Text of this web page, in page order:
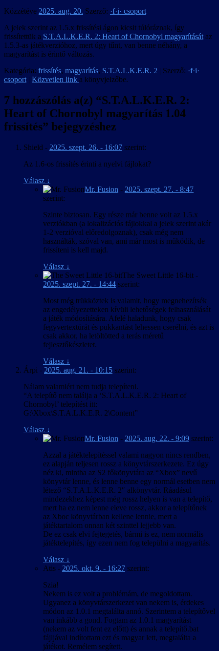
Közzétéve 2025. aug. 20. Szerző: ·f·i· csoport
A jelek szerint az 1.5.x frissítési ágon kicsit túlóráznak, így
frissítettük a S.T.A.L.K.E.R. 2: Heart of Chornobyl magyarítását az
1.5.3-as játékverzióhoz, mert úgy tűnt, van benne néhány, a
magyarítást is érintő változás.
Kategória: frissítés, magyarítás, S.T.A.L.K.E.R. 2 | Szerző: ·f·i·
csoport | Közvetlen link a könyvjelzőbe.
7 hozzászólás a(z) “S.T.A.L.K.E.R. 2:
Heart of Chornobyl magyarítás 1.04
frissítés” bejegyzéshez
Shield - 2025. szept. 26. - 16:07 szerint:
Az 1.6-os frissítés érinti a nyelvi fájlokat?
Válasz ↓
Mr. Fusion - 2025. szept. 27. - 8:47
szerint:
Szinte biztosan. Egy része már benne volt az 1.5.x
verziókban (a lokalizációs fájlokkal a jelek szerint akár
1-2 verzióval előredolgoznak), csak még nem
használták, szóval van, ami már most is működik, de
frissíteni is kell majd.
Válasz ↓
The Sweet Little 16-bit -
2025. szept. 27. - 14:44 szerint:
Most még trükköztek is valamit, hogy megnehezítsék
az engedélyezetteken kívüli lehetőségek felhasználását
a játék módosítására. Afelé haladunk, hogy csak
fegyvertextúrát és pukkantást lehessen cserélni, és azt is
csak akkor, ha letöltötted a terás méretű
fejlesztőkészletet.
Válasz ↓
Árpi - 2025. aug. 21. - 10:15 szerint:
Nálam valamiért nem tudja telepíteni.
“A telepítő nem találja a ‘S.T.A.L.K.E.R. 2: Heart of
Chornobyl’ telepítést itt:
G:\Xbox\S.T.A.L.K.E.R. 2\Content”
Válasz ↓
Mr. Fusion - 2025. aug. 22. - 9:09 szerint:
Azzal a játéktelepítéssel valami nagyon nincs rendben,
ez alapján teljesen rossz a könyvtárszerkezete. Ez úgy
néz ki, mintha az S2 főkönyvtára az “Xbox” nevű
könyvtár lenne, és lenne benne egy normál esetben nem
létező “S.T.A.L.K.E.R. 2″ alkönyvtár. Ráadásul
mindezekhez képest még rossz helyen is van a telepítő,
mert ha ez nem lenne eleve rossz, akkor a telepítőnek
az Xboc könyvtárban kellene lennie, mert a
játéktartalom onnan két szinttel lejjebb van.
De ez csak elvi fejtegetés, bármi is ez, nem normális
játéktelepítés, így ezen nem fog települni a magyarítás.
Válasz ↓
Atis - 2025. okt. 9. - 16:27 szerint:
Szia!
Nekem is ez volt a problémám, de megoldottam.
Ugyanez a könyvtárszerkezet van nekem is, érdekes
módon az 1.0.1 megtalálta annó. Szerintem a telepítővel
van inkább a gond. Fogtam az 1.0.1 magyarítást
(nekem az volt fent ez előtt) és annak a telepítő.bat
fájljával indítottam ezt és magyar lett, megtalálta a
játékot. Remélem segített.